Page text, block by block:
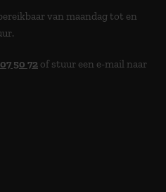
van maandag tot en
50 72 of stuur een e-mail naar